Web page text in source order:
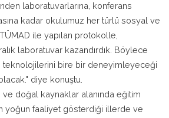
laboratuvarlarına, konferans
kadar okulumuz her türlü sosyal ve
ile yapılan protokolle,
laboratuvar kazandırdık. Böylece
bire bir deneyimleyeceği
diye konuştu.
doğal kaynaklar alanında eğitim
yoğun faaliyet gösterdiği illerde ve